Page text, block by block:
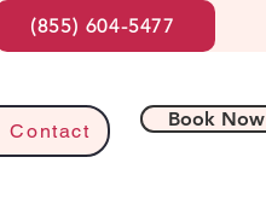
Contact
Book Now
(855) 604-5477